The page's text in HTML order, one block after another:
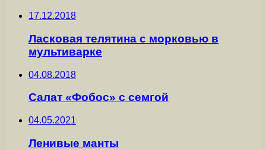
17.12.2018
Ласковая телятина с морковью в
мультиварке
04.08.2018
Салат «Фобос» с семгой
04.05.2021
Ленивые манты